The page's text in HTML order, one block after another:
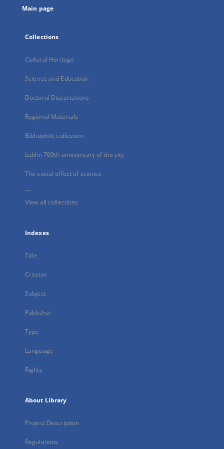
Main page
Collections
Cultural Heritage
Science and Education
Doctoral Dissertations
Regional Materials
Bibliophile collection
Lublin 700th anniversary of the city
The social effect of science
...
View all collections
Indexes
Title
Creator
Subject
Publisher
Type
Language
Rights
About Library
Project Description
Regulations